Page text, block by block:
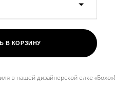
В КОРЗИНУ
в нашей дизайнерской елке «Бохо»!